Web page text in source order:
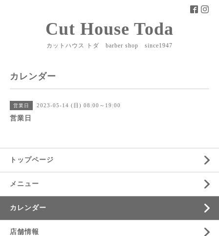
Cut House Toda
カットハウス トダ barber shop since1947
カレンダー
営業日 2023-05-14 (日) 08:00～19:00
営業日
トップページ
メニュー
カレンダー
店舗情報